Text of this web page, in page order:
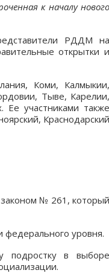
к началу нового
РДДМ на
открытки и
Коми, Калмыкии,
Тыве, Карелии,
Ее участниками также
Краснодарский
№ 261, который
федерального уровня.
подростку в выборе